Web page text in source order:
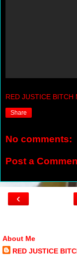
RED JUSTICE BITCH
Share
No comments:
Post a
‹
About Me
RED JUSTICE